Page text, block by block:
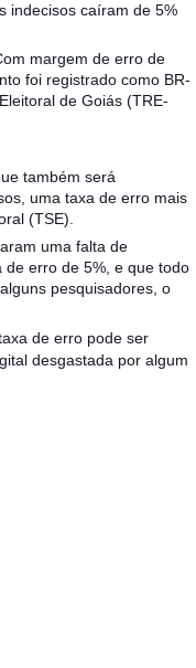
indecisos caíram de 5%
margem de erro de
foi registrado como BR-
de Goiás (TRE-
também será
uma taxa de erro mais
(TSE).
uma falta de
erro de 5%, e que todo
pesquisadores, o
de erro pode ser
desgastada por algum